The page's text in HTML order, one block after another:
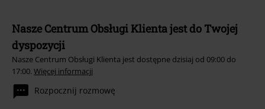
Nasze Centrum Obsługi Klienta jest do Twojej
dyspozycji
Nasze Centrum Obsługi Klienta jest dostępne dzisiaj od 09:00 do
17:00. Więcej informacji
Rozpocznij rozmowę